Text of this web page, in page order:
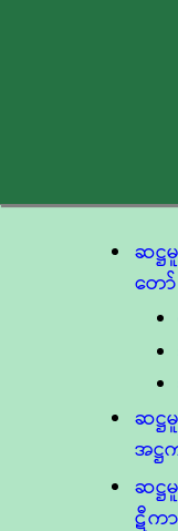
ဆဋ္
တော်
ဆဋ္
အဋ္
ဆဋ္
ဋီကာ